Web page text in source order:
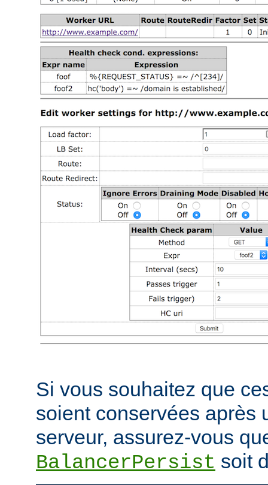
Si vous souhaitez que
soient conservées après
serveur, assurez-vous
BalancerPersist soit